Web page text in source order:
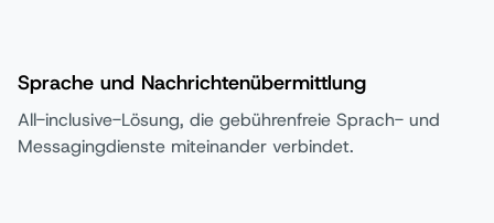
Sprache und Nachrichtenübermittlung
All-inclusive-Lösung, die gebührenfreie Sprach- und
Messagingdienste miteinander verbindet.